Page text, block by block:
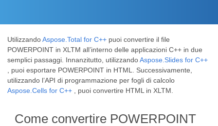
UtilizzandoAspose.Total for C++ puoi convertire il file
POWERPOINT in XLTM all’interno delle applicazioni C++ in due
semplici passaggi. Innanzitutto, utilizzandoAspose.Slides for C++
, puoi esportare POWERPOINT in HTML. Successivamente,
utilizzando l’API di programmazione per fogli di calcolo
Aspose.Cells for C++ , puoi convertire HTML in XLTM.
Come convertire POWERPOINT